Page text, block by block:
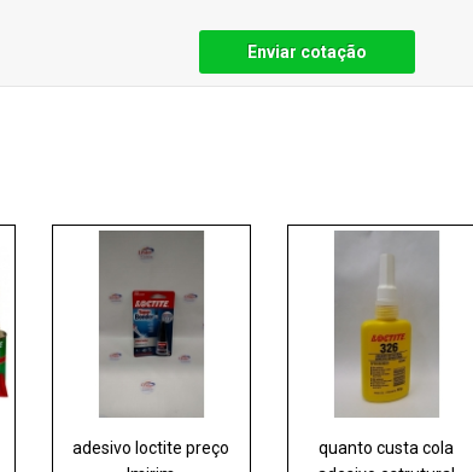
Enviar cotação
adesivo loctite preço
quanto custa cola